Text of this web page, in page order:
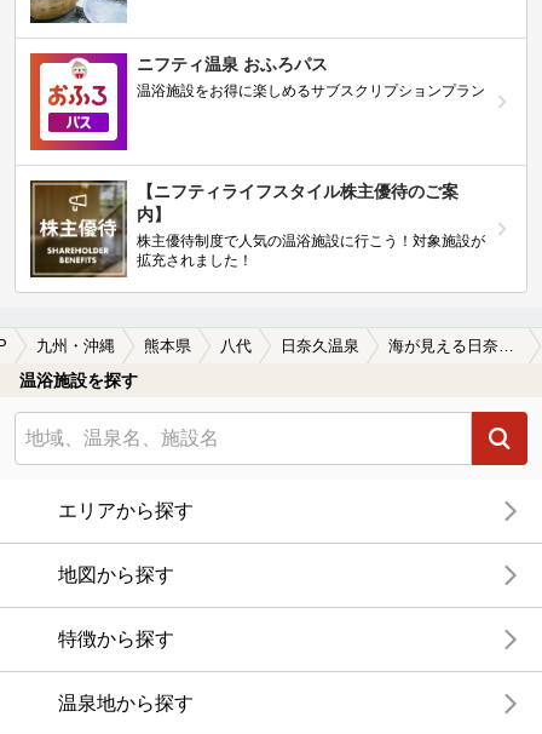
ニフティ温泉 おふろパス
温浴施設をお得に楽しめるサブスクリプションプラン
【ニフティライフスタイル株主優待のご案
内】
株主優待制度で人気の温浴施設に行こう！対象施設が
拡充されました！
九州・沖縄 熊本県 八代 日奈久温泉 海が見える日奈久温泉の温泉、日帰り温泉、スーパー銭湯おすすめ
温浴施設を探す
エリアから探す
地図から探す
特徴から探す
温泉地から探す